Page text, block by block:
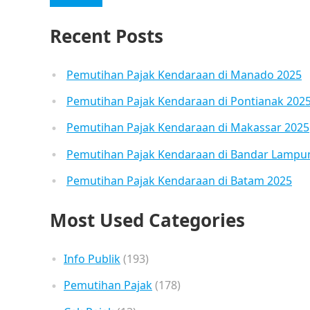
Recent Posts
Pemutihan Pajak Kendaraan di Manado 2025
Pemutihan Pajak Kendaraan di Pontianak
Pemutihan Pajak Kendaraan di Makassar 2025
Pemutihan Pajak Kendaraan di Bandar
Pemutihan Pajak Kendaraan di Batam 2025
Most Used Categories
Info Publik(193)
Pemutihan Pajak(178)